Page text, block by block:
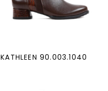
KATHLEEN 90.003.1040